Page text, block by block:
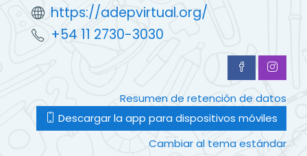
https://adepvirtual.org/
+54 11 2730-3030
Resumen de retención de datos
Descargar la app para dispositivos móviles
Cambiar al tema estándar